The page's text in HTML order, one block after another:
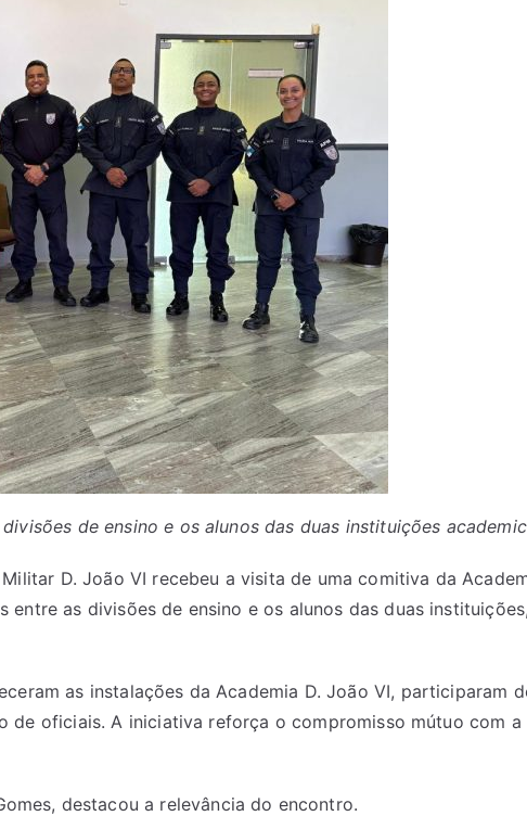
de ensino e os alunos das duas instituições
D. João VI recebeu a visita de uma comitiva da
as divisões de ensino e os alunos das duas
as instalações da Academia D. João VI, participaram
oficiais. A iniciativa reforça o compromisso mútuo com
destacou a relevância do encontro.